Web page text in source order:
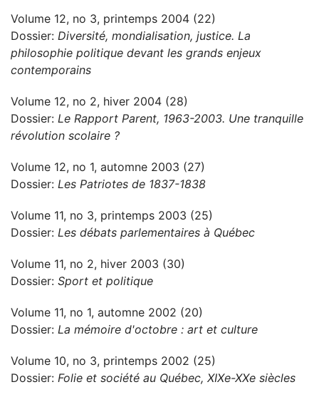
Volume 12, no 3, printemps 2004 (22)
Dossier: Diversité, mondialisation, justice. La
philosophie politique devant les grands enjeux
contemporains
Volume 12, no 2, hiver 2004 (28)
Dossier: Le Rapport Parent, 1963-2003. Une tranquille
révolution scolaire ?
Volume 12, no 1, automne 2003 (27)
Dossier: Les Patriotes de 1837-1838
Volume 11, no 3, printemps 2003 (25)
Dossier: Les débats parlementaires à Québec
Volume 11, no 2, hiver 2003 (30)
Dossier: Sport et politique
Volume 11, no 1, automne 2002 (20)
Dossier: La mémoire d'octobre : art et culture
Volume 10, no 3, printemps 2002 (25)
Dossier: Folie et société au Québec, XIXe-XXe siècles